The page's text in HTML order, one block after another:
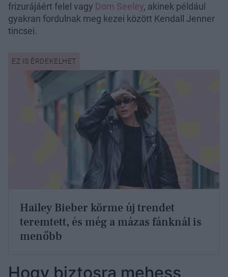
frizurájáért felel vagy Dom Seeley, akinek például
gyakran fordulnak meg kezei között Kendall Jenner
tincsei.
Hailey Bieber körme új trendet
teremtett, és még a mázas fánknál is
menőbb
Hogy biztosra mehess